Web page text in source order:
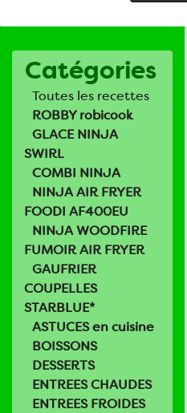
Catégories
Toutes les recettes
ROBBY robicook
GLACE NINJA
SWIRL
COMBI NINJA
NINJA AIR FRYER
FOODI AF400EU
NINJA WOODFIRE
FUMOIR AIR FRYER
GAUFRIER
COUPELLES
STARBLUE*
ASTUCES en cuisine
BOISSONS
DESSERTS
ENTREES CHAUDES
ENTREES FROIDES